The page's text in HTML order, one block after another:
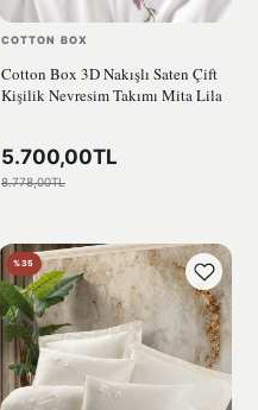
COTTON BOX
Cotton Box 3D Nakışlı Saten Çift
Kişilik Nevresim Takımı Mita Lila
5.700,00TL
8.778,00TL
%35